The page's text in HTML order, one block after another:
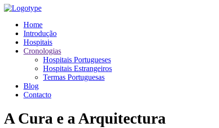
Home
Introdução
Hospitais
Cronologias
Hospitais Portugueses
Hospitais Estrangeiros
Termas Portuguesas
Blog
Contacto
A Cura e a Arquitectura